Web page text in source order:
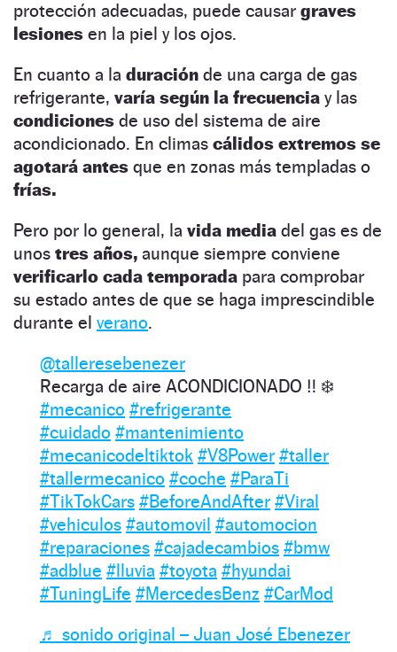
protección adecuadas, puede causar graves
lesiones en la piel y los ojos.
En cuanto a la duración de una carga de gas
refrigerante, varía según la frecuencia y las
condiciones de uso del sistema de aire
acondicionado. En climas cálidos extremos se
agotará antes que en zonas más templadas o
frías.
Pero por lo general, la vida media del gas es de
unos tres años, aunque siempre conviene
verificarlo cada temporada para comprobar
su estado antes de que se haga imprescindible
durante el verano.
@talleresebenezer
Recarga de aire ACONDICIONADO ‼️ ❄️
#mecanico #refrigerante
#cuidado #mantenimiento
#mecanicodeltiktok #V8Power #taller
#tallermecanico #coche #ParaTi
#TikTokCars #BeforeAndAfter #Viral
#vehiculos #automovil #automocion
#reparaciones #cajadecambios #bmw
#adblue #lluvia #toyota #hyundai
#TuningLife #MercedesBenz #CarMod
♬ sonido original – Juan José Ebenezer